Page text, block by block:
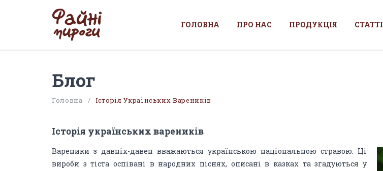
ГОЛОВНА ПРО НАС ПРОДУКЦІЯ СТАТТІ
Блог
Головна / Історія Українських Вареників
Історія українських вареників
Вареники з давніх-давен вважаються українською національною стравою. Ці
вироби з тіста оспівані в народних піснях, описані в казках та згадуються у